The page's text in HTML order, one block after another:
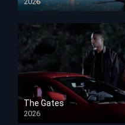
HD 1080p
The Gates
2026
HD 1080p